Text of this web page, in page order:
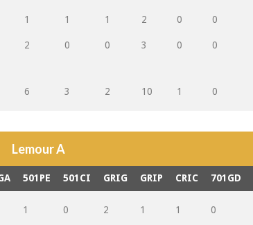
1 1 1 2 0 0
2 0 0 3 0 0
6 3 2 10 1 0
Lemour A
501PE 501CI GRIG GRIP CRIC 701GD
1 0 2 1 1 0